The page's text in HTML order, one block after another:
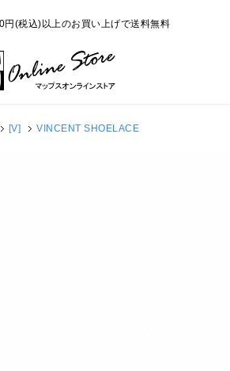
円(税込)以上のお買い上げで送料無料
[V] VINCENT SHOELACE